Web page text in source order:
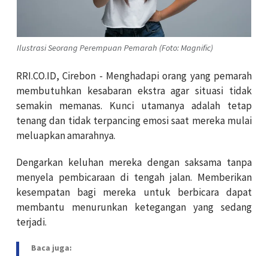
Ilustrasi Seorang Perempuan Pemarah (Foto: Magnific)
RRI.CO.ID, Cirebon - Menghadapi orang yang pemarah
membutuhkan kesabaran ekstra agar situasi tidak
semakin memanas. Kunci utamanya adalah tetap
tenang dan tidak terpancing emosi saat mereka mulai
meluapkan amarahnya.
Dengarkan keluhan mereka dengan saksama tanpa
menyela pembicaraan di tengah jalan. Memberikan
kesempatan bagi mereka untuk berbicara dapat
membantu menurunkan ketegangan yang sedang
terjadi.
Baca juga: